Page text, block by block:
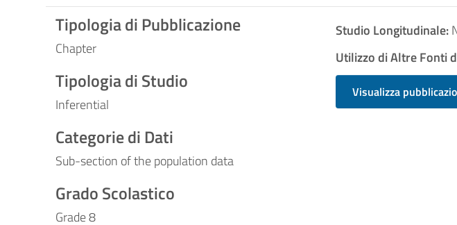
Tipologia di Pubblicazione
Chapter
Tipologia di Studio
Inferential
Categorie di Dati
Sub-section of the population data
Grado Scolastico
Grade 8
Studio Longitudinale:
Utilizzo di Altre Fonti
Visualizza